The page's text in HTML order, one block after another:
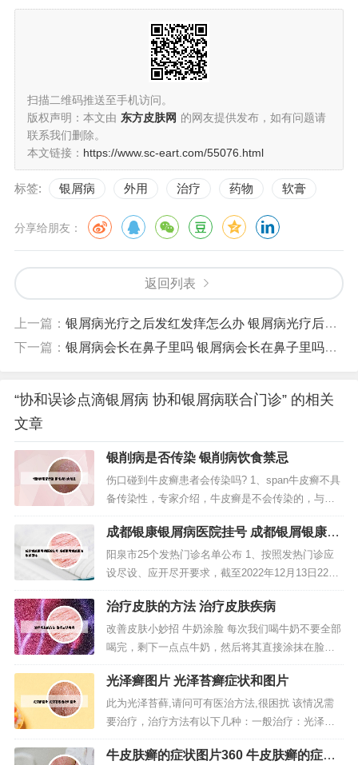
扫描二维码推送至手机访问。
版权声明：本文由 东方皮肤网 的网友提供发布，如有问题请
联系我们删除。
本文链接： https://www.sc-eart.com/55076.html
标签: 银屑病 外用 治疗 药物 软膏
分享给朋友：
返回列表
上一篇： 银屑病光疗之后发红发痒怎么办 银屑病光疗后奇痒难忍
下一篇： 银屑病会长在鼻子里吗 银屑病会长在鼻子里吗怎么治疗
“协和误诊点滴银屑病 协和银屑病联合门诊” 的相关
文章
银削病是否传染 银削病饮食禁忌
伤口碰到牛皮癣患者会传染吗? 1、span牛皮癣不具
备传染性，专家介绍，牛皮癣是不会传染的，与牛
皮癣的患者接触也不会被传染上。2、牛皮癣不会传
染，因为它是一种皮肤疾病，不具备病原体。虽然
牛皮癣不会传染，但当来今现有的医学技术对于牛
皮癣却无法根治，所以预防牛皮癣显得尤为重要。
以下就介绍一些预防牛皮癣常...
成都银康银屑病医院挂号 成都银屑银康医
院收费怎样
阳泉市25个发热门诊名单公布 1、按照发热门诊应
设尽设、应开尽开要求，截至2022年12月13日22：
00，全省1061家二级以上医疗机构均已开设发热门
诊；2018家乡镇卫生院、社区卫生服务中心等基层
医疗卫生机构开设发热哨点诊室。2、秦皇岛市发热
门诊名单 唐山市新型冠状病毒肺炎救治定点医院和
发热门诊...
治疗皮肤的方法 治疗皮肤疾病
改善皮肤小妙招 牛奶涂脸 每次我们喝牛奶不要全部
喝完，剩下一点点牛奶，然后将其直接涂抹在脸上
或使用压缩面膜敷在脸上，大约经过十五分钟的样
子，使用清水洗干净，这样经过一段时间以后明显
看到皮肤变得更加白净了。多喝水不熬夜，少吃油
炸食品，保持皮肤的干净。多喝水，保持身体内水
分充足，以免造成皮肤缺水，肤质粗...
光泽癣图片 光泽苔癣症状和图片
此为光泽苔藓,请问可有医治方法,很困扰 该情况需
要治疗，治疗方法有以下几种：一般治疗：光泽苔
藓是一种自限性的皮肤病，多数情况下不需要特殊
治疗，只需注意保持皮肤清洁干爽，避免刺激和损
牛皮肤癣的症状图片360 牛皮肤癣的症状